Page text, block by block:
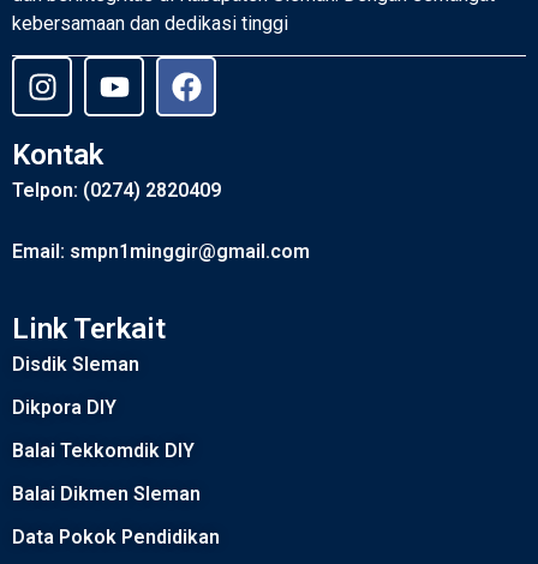
kebersamaan dan dedikasi tinggi
Kontak
Telpon: (0274) 2820409
Email: smpn1minggir@gmail.com
Link Terkait
Disdik Sleman
Dikpora DIY
Balai Tekkomdik DIY
Balai Dikmen Sleman
Data Pokok Pendidikan